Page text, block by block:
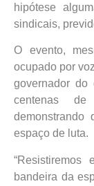
hipótese
sindicais,
O evento,
ocupado por
governador do
centenas de
espaço de luta.
bandeira da